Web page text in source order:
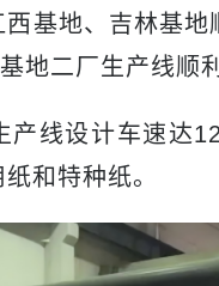
地、吉林基地
地二厂生产线顺
线设计车速达
和特种纸。